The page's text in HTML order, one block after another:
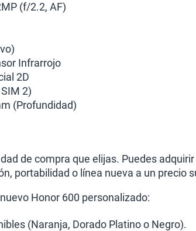
(f/2.2, AF)
Infrarrojo
2D
2)
(Profundidad)
de compra que elijas. Puedes
portabilidad o línea nueva a un precio
Honor 600 personalizado:
(Naranja, Dorado Platino o Negro).